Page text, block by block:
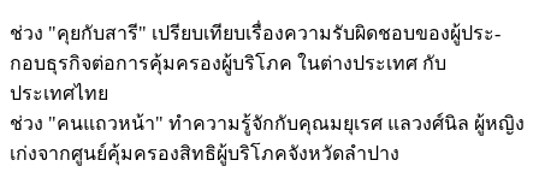
ช่วง "คุยกับสารี" เปรียบเทียบเรื่องความรับผิดชอบของผู้ประ­
กอบธุรกิจต่อการคุ้มครองผู้บริโภค ในต่างประเทศ กับ
ประเทศไทย
ช่วง "คนแถวหน้า" ทำความรู้จักกับคุณมยุเรศ แลวงศ์นิล ผู้หญิง
เก่งจากศูนย์คุ้มครองสิทธิผู้บริโภ­คจังหวัดลำปาง